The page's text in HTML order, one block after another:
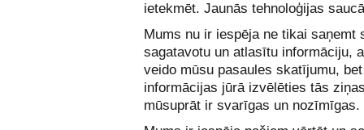
ietekmēt. Jaunās tehnoloģijas
Mums nu ir iespēja ne tikai saņemt
sagatavotu un atlasītu informāciju,
veido mūsu pasaules skatījumu,
informācijas jūrā izvēlēties tās
mūsuprāt ir svarīgas un nozīmīgas.